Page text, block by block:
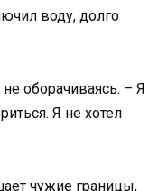
воду, долго
оборачиваясь. – Я
Я не хотел
чужие границы,